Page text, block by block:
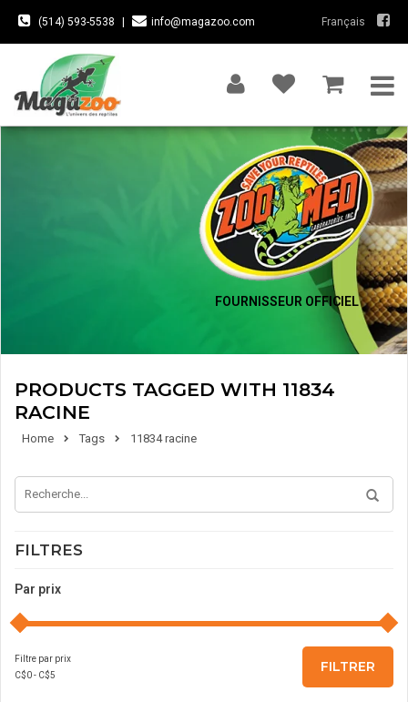
(514) 593-5538 info@magazoo.com Français
FOURNISSEUR OFFICIEL
PRODUCTS TAGGED WITH 11834
RACINE
Home Tags 11834 racine
FILTRES
Par prix
Filtre par prix
C$0- C$5
FILTRER